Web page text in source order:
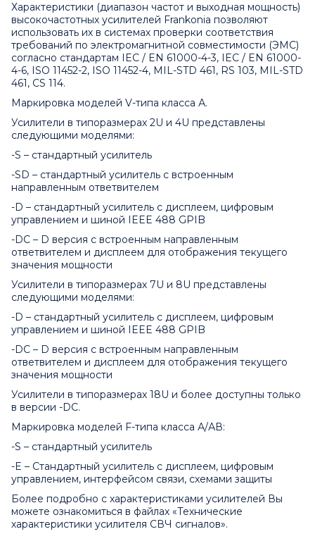
Характеристики (диапазон частот и выходная мощность)
высокочастотных усилителей Frankonia позволяют
использовать их в системах проверки соответствия
требований по электромагнитной совместимости (ЭМС)
согласно стандартам IEC / EN 61000-4-3, IEC / EN 61000-
4-6, ISO 11452-2, ISO 11452-4, MIL-STD 461, RS 103, MIL-STD
461, CS 114.
Маркировка моделей V-типа класса А.
Усилители в типоразмерах 2U и 4U представлены
следующими моделями:
-S – стандартный усилитель
-SD – стандартный усилитель с встроенным
направленным ответвителем
-D – стандартный усилитель с дисплеем, цифровым
управлением и шиной IEEE 488 GPIB
-DC – D версия с встроенным направленным
ответвителем и дисплеем для отображения текущего
значения мощности
Усилители в типоразмерах 7U и 8U представлены
следующими моделями:
-D – стандартный усилитель с дисплеем, цифровым
управлением и шиной IEEE 488 GPIB
-DC – D версия с встроенным направленным
ответвителем и дисплеем для отображения текущего
значения мощности
Усилители в типоразмерах 18U и более доступны только
в версии -DC.
Маркировка моделей F-типа класса А/АВ:
-S – стандартный усилитель
-E – Стандартный усилитель с дисплеем, цифровым
управлением, интерфейсом связи, схемами защиты
Более подробно с характеристиками усилителей Вы
можете ознакомиться в файлах «Технические
характеристики усилителя СВЧ сигналов».